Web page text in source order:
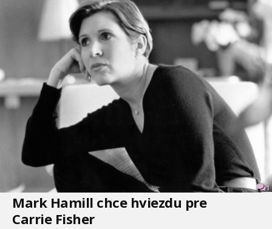
1
Mark Hamill chce hviezdu pre
Carrie Fisher